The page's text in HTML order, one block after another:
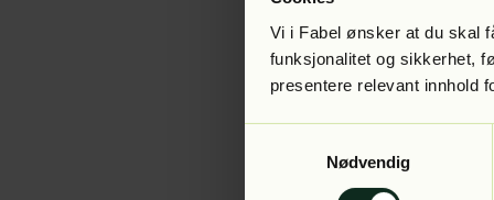
Vi i Fabel ønsker at du skal
funksjonalitet og sikkerhet,
presentere relevant innhold
Nødvendig
Application